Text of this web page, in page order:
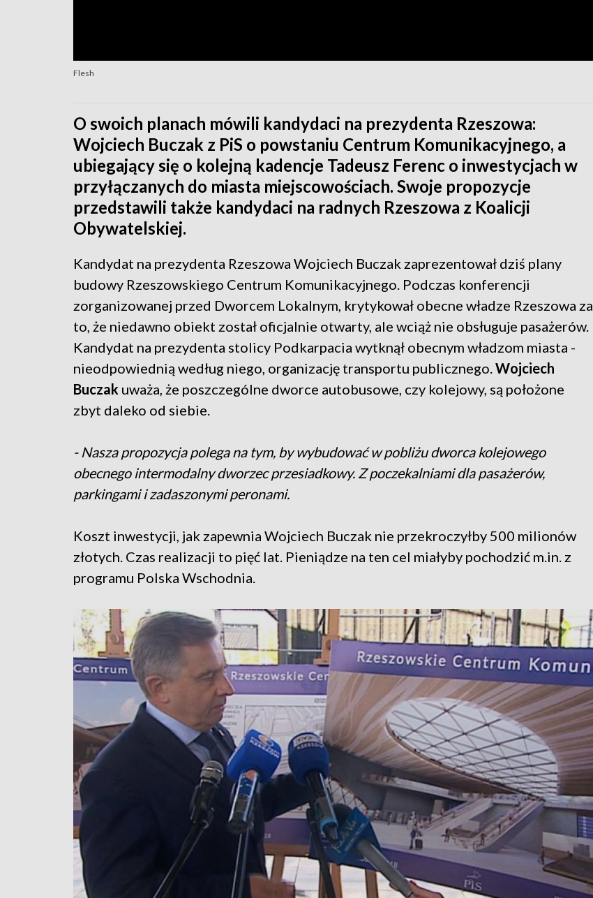
Flesh
O swoich planach mówili kandydaci na prezydenta Rzeszowa:
Wojciech Buczak z PiS o powstaniu Centrum Komunikacyjnego, a
ubiegający się o kolejną kadencje Tadeusz Ferenc o inwestycjach w
przyłączanych do miasta miejscowościach. Swoje propozycje
przedstawili także kandydaci na radnych Rzeszowa z Koalicji
Obywatelskiej.
Kandydat na prezydenta Rzeszowa Wojciech Buczak zaprezentował dziś plany
budowy Rzeszowskiego Centrum Komunikacyjnego. Podczas konferencji
zorganizowanej przed Dworcem Lokalnym, krytykował obecne władze Rzeszowa za
to, że niedawno obiekt został oficjalnie otwarty, ale wciąż nie obsługuje pasażerów.
Kandydat na prezydenta stolicy Podkarpacia wytknął obecnym władzom miasta -
nieodpowiednią według niego, organizację transportu publicznego. Wojciech
Buczak uważa, że poszczególne dworce autobusowe, czy kolejowy, są położone
zbyt daleko od siebie.
- Nasza propozycja polega na tym, by wybudować w pobliżu dworca kolejowego
obecnego intermodalny dworzec przesiadkowy. Z poczekalniami dla pasażerów,
parkingami i zadaszonymi peronami.
Koszt inwestycji, jak zapewnia Wojciech Buczak nie przekroczyłby 500 milionów
złotych. Czas realizacji to pięć lat. Pieniądze na ten cel miałyby pochodzić m.in. z
programu Polska Wschodnia.